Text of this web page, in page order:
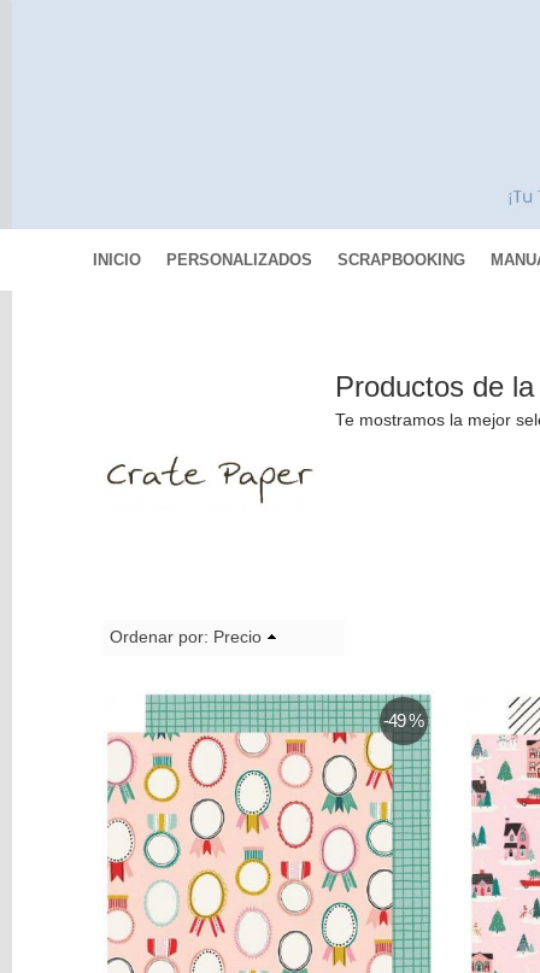
INICIO PERSONALIZADOS SCRAPBOOKING
MEDIA
REBAJAS
Novedades
NAVIDAD
Papelería
Herramientas
Liquidación
Productos de
Te mostramos la mejor
Ordenar por: Precio
-49 %